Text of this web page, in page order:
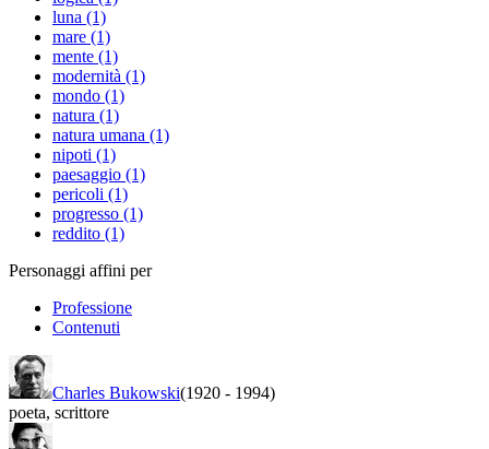
luna (1)
mare (1)
mente (1)
modernità (1)
mondo (1)
natura (1)
natura umana (1)
nipoti (1)
paesaggio (1)
pericoli (1)
progresso (1)
reddito (1)
Personaggi affini per
Professione
Contenuti
Charles Bukowski(1920 - 1994)
poeta, scrittore